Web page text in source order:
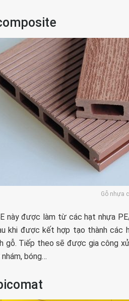
Gỗ nhựa
này được làm từ các hạt nhựa
khi được kết hợp tạo thành các
gỗ. Tiếp theo sẽ được gia công
bóng…